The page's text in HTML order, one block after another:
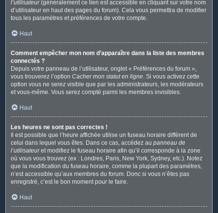
l’utilisateur(généralement ce lien est accessible en cliquant sur votre nom
d’utilisateur en haut des pages du forum). Cela vous permettra de modifier
tous les paramètres et préférences de votre compte.
Haut
Comment empêcher mon nom d’apparaître dans la liste des membres
connectés ?
Depuis votre panneau de l’utilisateur, onglet « Préférences du forum »,
vous trouverez l’option Cacher mon statut en ligne. Si vous activez cette
option vous ne serez visible que par les administrateurs, les modérateurs
et vous-même. Vous serez compté parmi les membres invisibles.
Haut
Les heures ne sont pas correctes !
Il est possible que l’heure affichée utilise un fuseau horaire différent de
celui dans lequel vous êtes. Dans ce cas, accédez au panneau de
l’utilisateuret modifiez le fuseau horaire afin qu’il corresponde à la zone
où vous vous trouvez (ex : Londres, Paris, New York, Sydney, etc.). Notez
que la modification du fuseau horaire, comme la plupart des paramètres,
n’est accessible qu’aux membres du forum. Donc si vous n’êtes pas
enregistré, c’est le bon moment pour le faire.
Haut